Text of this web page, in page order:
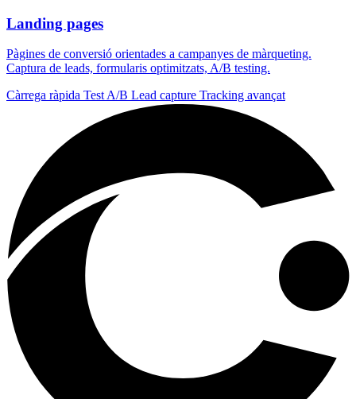
Landing pages
Pàgines de conversió orientades a campanyes de màrqueting.
Captura de leads, formularis optimitzats, A/B testing.
Càrrega ràpida Test A/B Lead capture Tracking avançat